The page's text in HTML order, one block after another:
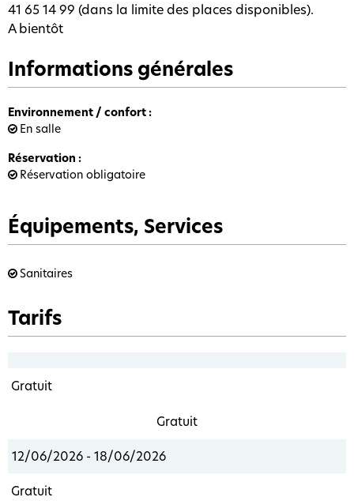
41 65 14 99 (dans la limite des places disponibles).
A bientôt
Informations générales
Environnement / confort :
En salle
Réservation :
Réservation obligatoire
Équipements, Services
Sanitaires
Tarifs
Gratuit
Gratuit
12/06/2026 - 18/06/2026
Gratuit